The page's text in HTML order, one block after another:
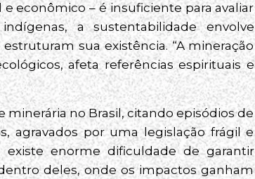
econômico – é insuficiente para avaliar
a sustentabilidade envolve
sua existência. “A mineração
afeta referências espirituais e
minerária no Brasil, citando episódios de
agravados por uma legislação frágil e
existe enorme dificuldade de garantir
deles, onde os impactos ganham